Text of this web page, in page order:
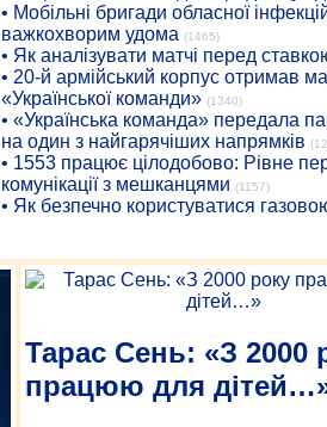
• Мобільні бригади обласної
важкохворим удома (1465)
• Як аналізувати матчі перед
• 20-й армійський корпус отримав
«Української команди» (1340)
• «Українська команда» передала
на один з найгарячіших напрямків
• 1553 працює цілодобово: Рівне
комунікації з мешканцями (1157)
• Як безпечно користуватися
Тарас Сень: «З 2000
працюю для